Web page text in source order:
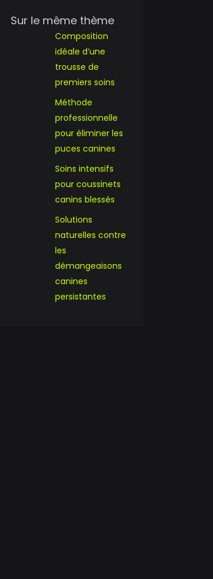
Sur le même thème
Composition
idéale d’une
trousse de
premiers soins
Méthode
professionnelle
pour éliminer les
puces canines
Soins intensifs
pour coussinets
canins blessés
Solutions
naturelles contre
les
démangeaisons
canines
persistantes